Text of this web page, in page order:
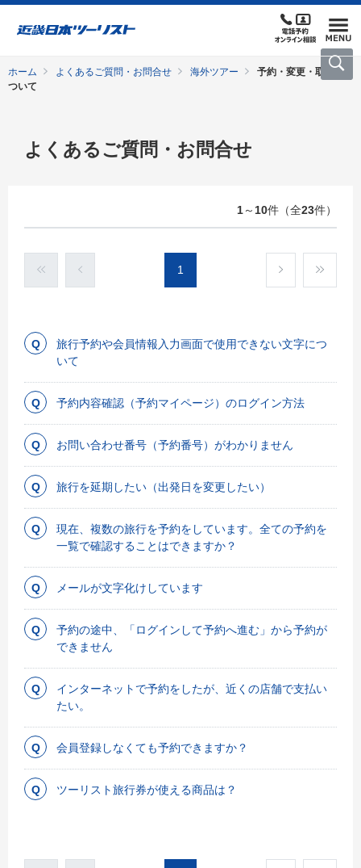
ホーム よくあるご質問・お問合せ 海外ツアー
予約・変更・取消に
ついて
よくあるご質問・お問合せ
1～ 10件（全23件）
1
旅行予約や会員情報入力画面で使用できない文字につ
いて
予約内容確認（予約マイページ）のログイン方法
お問い合わせ番号（予約番号）がわかりません
旅行を延期したい（出発日を変更したい）
現在、複数の旅行を予約をしています。全ての予約を
一覧で確認することはできますか？
メールが文字化けしています
予約の途中、「ログインして予約へ進む」から予約が
できません
インターネットで予約をしたが、近くの店舗で支払い
たい。
会員登録しなくても予約できますか？
ツーリスト旅行券が使える商品は？